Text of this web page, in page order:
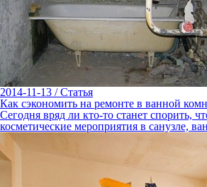
2014-11-13 / Статья
Как сэкономить на ремонте в ванной
Сегодня вряд ли кто-то станет спорить,
косметические мероприятия в санузле,